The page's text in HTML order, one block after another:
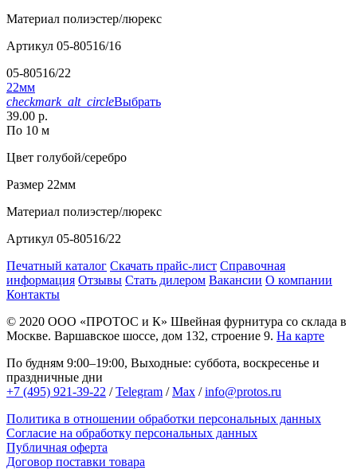
Материал полиэстер/люрекс
Артикул 05-80516/16
05-80516/22
22мм
checkmark_alt_circleВыбрать
39.00 р.
По 10 м
Цвет голубой/серебро
Размер 22мм
Материал полиэстер/люрекс
Артикул 05-80516/22
Печатный каталог Скачать прайс-лист Справочная
информация Отзывы Стать дилером Вакансии О компании
Контакты
© 2020 ООО «ПРОТОС и К» Швейная фурнитура со склада в
Москве. Варшавское шоссе, дом 132, строение 9. На карте
По будням 9:00–19:00, Выходные: суббота, воскресенье и
праздничные дни
+7 (495) 921-39-22 /Telegram /Max /info@protos.ru
Политика в отношении обработки персональных данных
Согласие на обработку персональных данных
Публичная оферта
Договор поставки товара